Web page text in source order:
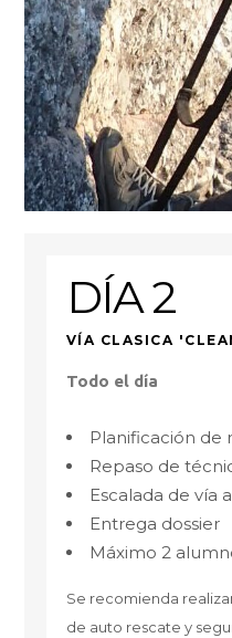
DÍA 2
VÍA CLASICA
Todo el día
Planificación de
Repaso de
Escalada de vía
Entrega dossier
Máximo 2
Se recomienda
de auto rescate y